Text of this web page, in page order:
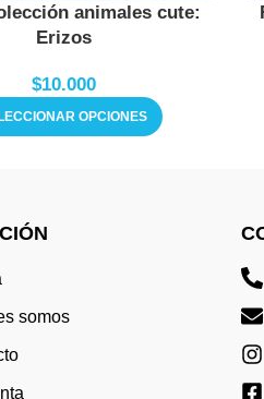
animales cute:
Erizos
$10.000
OPCIONES
somos